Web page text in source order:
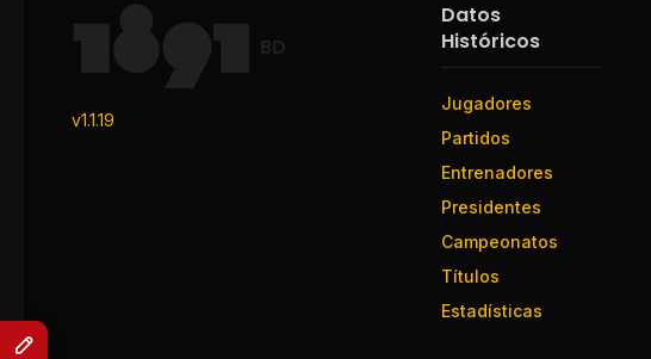
BD
v1.1.19
Datos
Históricos
Jugadores
Partidos
Entrenadores
Presidentes
Campeonatos
Títulos
Estadísticas